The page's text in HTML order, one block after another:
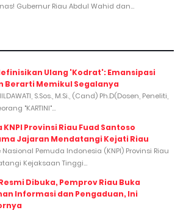
Gubernur Riau Abdul Wahid dan...
Ulang 'Kodrat': Emansipasi
Berarti Memikul Segalanya
S.Sos., M.Si., (Cand) Ph.D(Dosen, Peneliti,
"KARTINI"...
KNPI Provinsi Riau Fuad Santoso
Jajaran Mendatangi Kejati Riau
Nasional Pemuda Indonesia (KNPI) Provinsi Riau
Kejaksaan Tinggi...
Resmi Dibuka, Pemprov Riau Buka
Informasi dan Pengaduan, Ini